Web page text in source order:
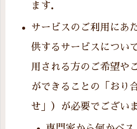
ます．
サービスのご利用にあ
供するサービスについ
用される方のご希望や
ができることの「おり
せ」）が必要でござい